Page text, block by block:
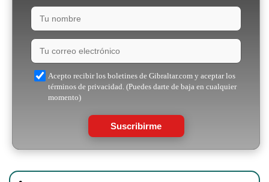
Acepto recibir los boletines de Gibraltar.com y aceptar los
términos de privacidad. (Puedes darte de baja en cualquier
momento)
Suscribirme